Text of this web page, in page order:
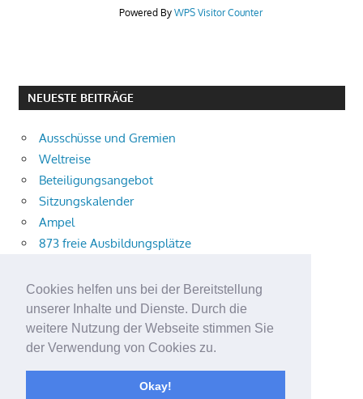
Cookies helfen uns bei der Bereitstellung
unserer Inhalte und Dienste. Durch die
weitere Nutzung der Webseite stimmen Sie
der Verwendung von Cookies zu.
Okay!
Powered By WPS Visitor Counter
NEUESTE BEITRÄGE
Ausschüsse und Gremien
Weltreise
Beteiligungsangebot
Sitzungskalender
Ampel
873 freie Ausbildungsplätze
Aktuelle Verkehrsmeldungen
Terracliff
Wärmeplanung
Demokratie-Tag 2026
Neuer Jahrgang